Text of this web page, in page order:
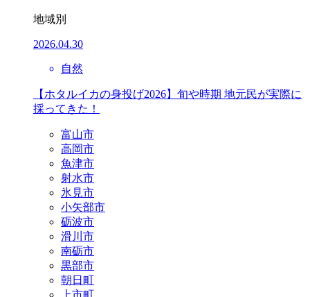
地域別
2026.04.30
自然
【ホタルイカの身投げ2026】旬や時期 地元民が実際に
採ってきた！
富山市
高岡市
魚津市
射水市
氷見市
小矢部市
砺波市
滑川市
南砺市
黒部市
朝日町
上市町